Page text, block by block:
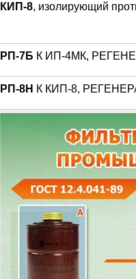
КИП-8, изолирующий
РП-7Б К ИП-4МК,
РП-8Н К КИП-8,